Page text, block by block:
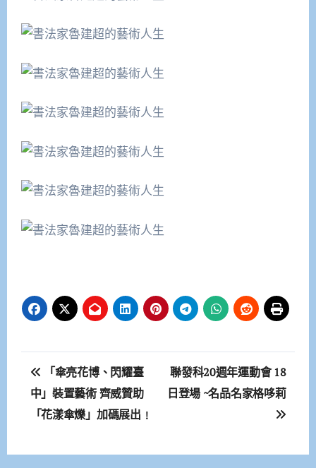
文
章
導
覽
「傘亮花博、閃耀臺
中」裝置藝術 齊威贊助
「花漾傘爍」加碼展出﹗
聯發科20週年運動會 18
日登場 ~名品名家格哆莉